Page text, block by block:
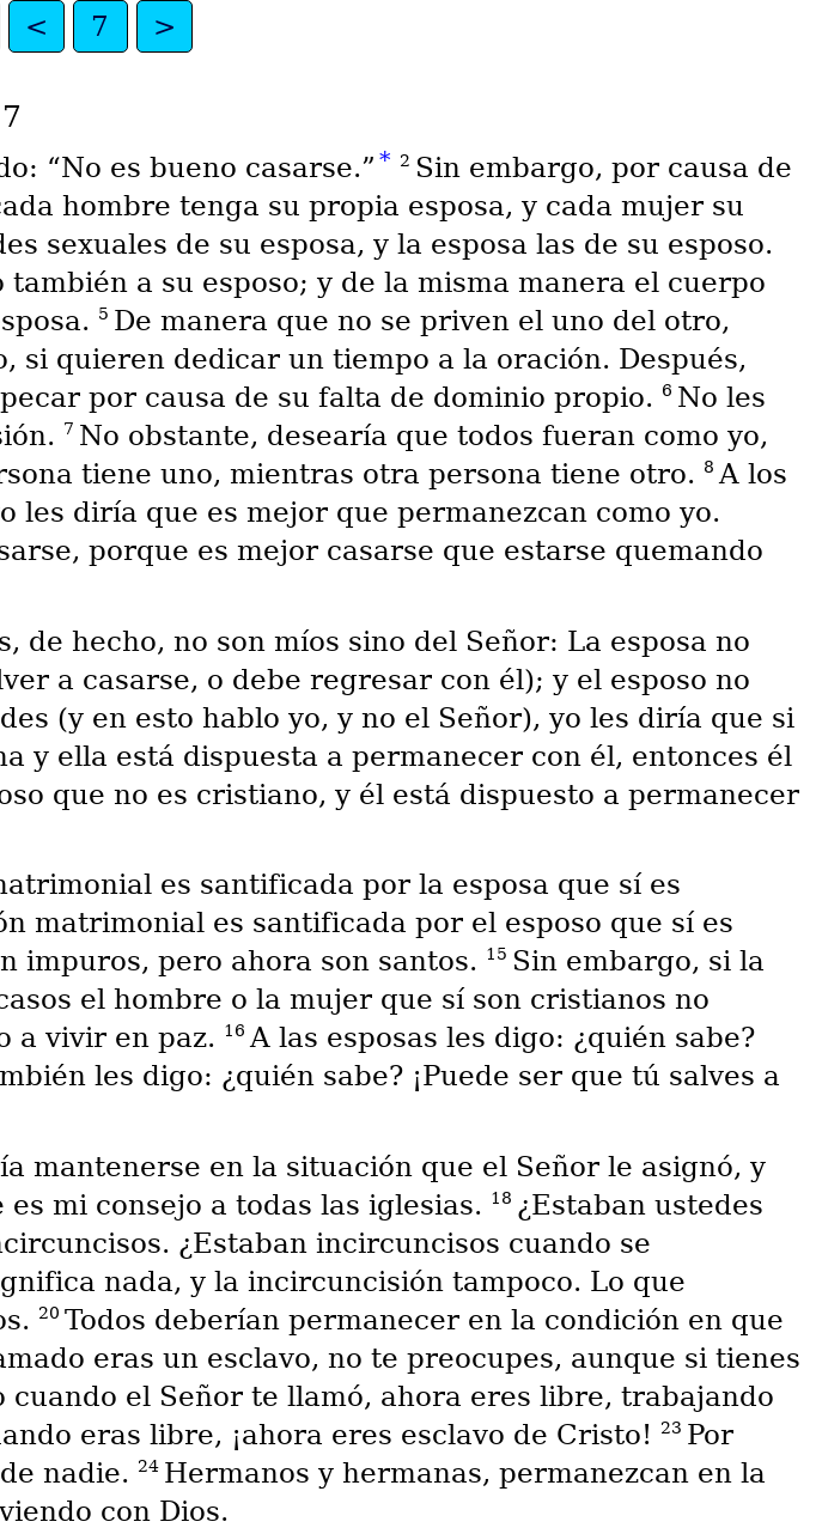
< 7 >
7
“No es bueno casarse.” * 2 Sin embargo, por causa de
hombre tenga su propia esposa, y cada mujer su
sexuales de su esposa, y la esposa las de su esposo.
a su esposo; y de la misma manera el cuerpo
5 De manera que no se priven el uno del otro,
quieren dedicar un tiempo a la oración. Después,
por causa de su falta de dominio propio. 6 No les
7 No obstante, desearía que todos fueran como yo,
tiene uno, mientras otra persona tiene otro. 8 A los
les diría que es mejor que permanezcan como yo.
porque es mejor casarse que estarse quemando
de hecho, no son míos sino del Señor: La esposa no
a casarse, o debe regresar con él); y el esposo no
(y en esto hablo yo, y no el Señor), yo les diría que si
y ella está dispuesta a permanecer con él, entonces él
que no es cristiano, y él está dispuesto a permanecer
es santificada por la esposa que sí es
matrimonial es santificada por el esposo que sí es
impuros, pero ahora son santos. 15 Sin embargo, si la
el hombre o la mujer que sí son cristianos no
a vivir en paz. 16 A las esposas les digo: ¿quién sabe?
les digo: ¿quién sabe? ¡Puede ser que tú salves a
mantenerse en la situación que el Señor le asignó, y
mi consejo a todas las iglesias. 18 ¿Estaban ustedes
¿Estaban incircuncisos cuando se
nada, y la incircuncisión tampoco. Lo que
20 Todos deberían permanecer en la condición en que
eras un esclavo, no te preocupes, aunque si tienes
cuando el Señor te llamó, ahora eres libre, trabajando
eras libre, ¡ahora eres esclavo de Cristo!
23 Por
nadie. 24 Hermanos y hermanas, permanezcan en la
con Dios.